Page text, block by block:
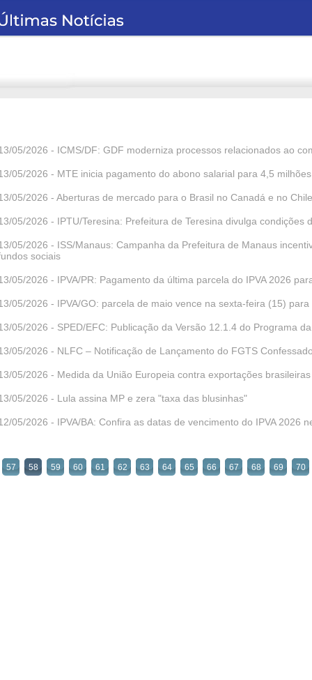
05/2026 - ICMS/DF: GDF moderniza processos relacionados ao
05/2026 - MTE inicia pagamento do abono salarial para 4,5
05/2026 - Aberturas de mercado para o Brasil no Canadá e no Chile
05/2026 - IPTU/Teresina: Prefeitura de Teresina divulga condições
05/2026 - ISS/Manaus: Campanha da Prefeitura de Manaus
sociais
05/2026 - IPVA/PR: Pagamento da última parcela do IPVA 2026
05/2026 - IPVA/GO: parcela de maio vence na sexta-feira (15)
05/2026 - SPED/EFC: Publicação da Versão 12.1.4 do Programa
05/2026 - NLFC – Notificação de Lançamento do FGTS
05/2026 - Medida da União Europeia contra exportações
05/2026 - Lula assina MP e zera "taxa das blusinhas"
05/2026 - IPVA/BA: Confira as datas de vencimento do IPVA 2026
57 58 59 60 61 62 63 64 65 66 67 68 69 70